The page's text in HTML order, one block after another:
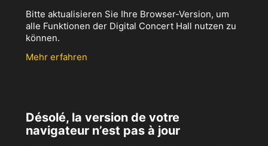
Bitte aktualisieren Sie Ihre Browser-Version, um
alle Funktionen der Digital Concert Hall nutzen zu
können.
Mehr erfahren
Désolé, la version de votre
navigateur n’est pas à jour